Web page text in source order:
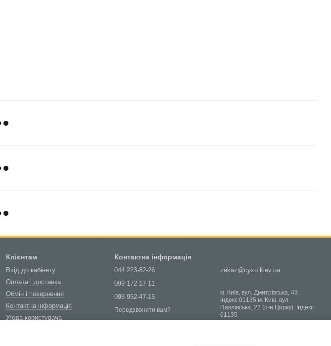
Клієнтам
Вхід до кабінету
Оплата і доставка
Обмін і повернення
Контактна інформація
Угода користувача
Контактна інформація
044 223-82-26
099 172-17-11
098 952-47-15
Передзвонити вам?
zakaz@cyxo.kiev.ua
м. Київ, вул. Дмитрівська, 43.
Індекс 01135 м. Київ, вул.
Павлівська, 22 (р-н Цирку). Індекс
01135